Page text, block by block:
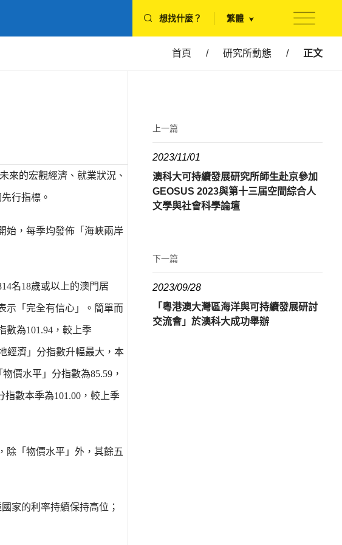
想找什麼？ 繁體
首頁 / 研究所動態 / 正文
來的宏觀經濟、就業狀況、
行指標。
始，每季均發佈「海峽兩岸
名18歲或以上的澳門居
示「完全有信心」。簡單而
數為101.94，較上季
經濟」分指數升幅最大，本
價水平」分指數為85.59，
指數本季為101.00，較上季
除「物價水平」外，其餘五
家的利率持續保持高位；
上一篇
2023/11/01
澳科大可持續發展研究所師生赴京參加
GEOSUS 2023與第十三届空間綜合人
文學與社會科學論壇
下一篇
2023/09/28
「粵港澳大灣區海洋與可持續發展研討
交流會」於澳科大成功舉辦